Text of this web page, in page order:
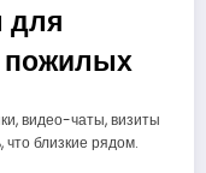
для
пожилых
видео-чаты, визиты
близкие рядом.